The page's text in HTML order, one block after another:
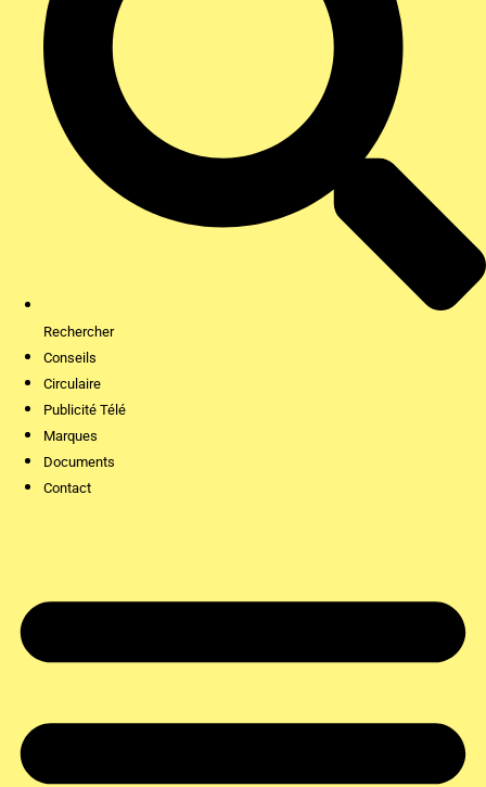
Rechercher
Conseils
Circulaire
Publicité Télé
Marques
Documents
Contact